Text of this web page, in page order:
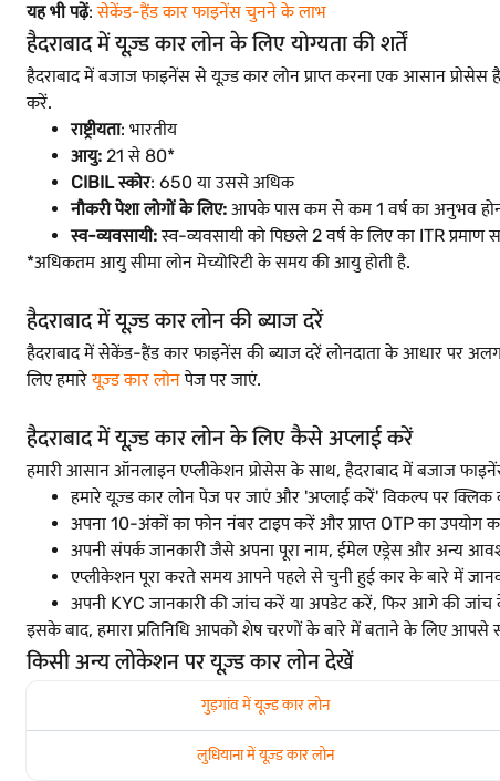
यह भी पढ़ें:सेकेंड-हैंड कार फाइनेंस चुनने के लाभ
हैदराबाद में यूज़्ड कार लोन के लिए योग्यता की शर्तें
हैदराबाद में बजाज फाइनेंस से यूज़्ड कार लोन प्राप्त करना एक आसान
करें.
राष्ट्रीयता: भारतीय
आयु: 21 से 80*
CIBIL स्कोर: 650 या उससे अधिक
नौकरी पेशा लोगों के लिए: आपके पास कम से कम 1 वर्ष का अनुभव
स्व-व्यवसायी:स्व-व्यवसायी को पिछले 2 वर्ष के लिए का ITR प्रमाण
*अधिकतम आयु सीमा लोन मेच्योरिटी के समय की आयु होती है.
हैदराबाद में यूज़्ड कार लोन की ब्याज दरें
हैदराबाद में सेकेंड-हैंड कार फाइनेंस की ब्याज दरें लोनदाता के आधार पर
लिए हमारेयूज़्ड कार लोनपेज पर जाएं.
हैदराबाद में यूज़्ड कार लोन के लिए कैसे अप्लाई करें
हमारी आसान ऑनलाइन एप्लीकेशन प्रोसेस के साथ, हैदराबाद में बजाज
हमारे यूज़्ड कार लोन पेज पर जाएं और 'अप्लाई करें' विकल्प पर क्लिक
अपना 10-अंकों का फोन नंबर टाइप करें और प्राप्त OTP का उपयोग
अपनी संपर्क जानकारी जैसे अपना पूरा नाम, ईमेल एड्रेस और अन्य
एप्लीकेशन पूरा करते समय आपने पहले से चुनी हुई कार के बारे में
अपनी KYC जानकारी की जांच करें या अपडेट करें, फिर आगे की
इसके बाद, हमारा प्रतिनिधि आपको शेष चरणों के बारे में बताने के लिए
किसी अन्य लोकेशन पर यूज़्ड कार लोन देखें
गुड़गांव में यूज़्ड कार लोन
लुधियाना में यूज़्ड कार लोन